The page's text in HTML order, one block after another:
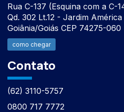
Rua C-137 (Esquina com a C-
Qd. 302 Lt.12 - Jardim América
Goiânia/Goiás CEP 74275-060
como chegar
Contato
(62) 3110-5757
0800 717 7772